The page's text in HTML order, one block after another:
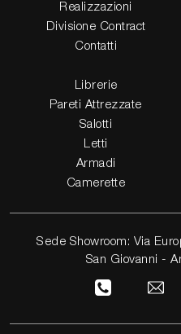
Realizzazioni
Divisione Contract
Contatti
Librerie
Pareti Attrezzate
Salotti
Letti
Armadi
Camerette
Sede Showroom: Via
San Giovanni -